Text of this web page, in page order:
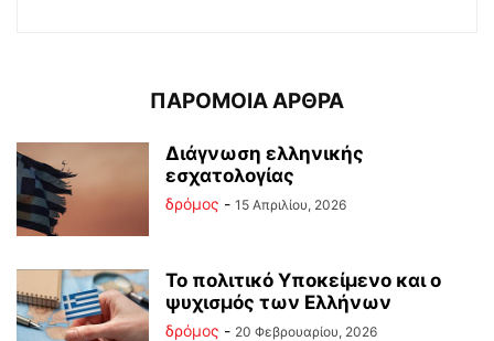
ΠΑΡΟΜΟΙΑ ΑΡΘΡΑ
Διάγνωση ελληνικής
εσχατολογίας
δρόμος - 15 Απριλίου, 2026
Το πολιτικό Υποκείμενο και ο
ψυχισμός των Ελλήνων
δρόμος - 20 Φεβρουαρίου, 2026